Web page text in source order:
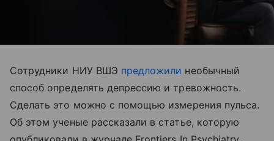
Сотрудники НИУ ВШЭ предложили необычный
способ определять депрессию и тревожность.
Сделать это можно с помощью измерения пульса.
Об этом ученые рассказали в статье, которую